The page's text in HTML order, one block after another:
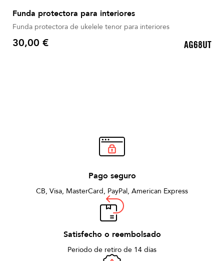
Funda protectora para interiores
Funda protectora de ukelele tenor para interiores
Precio
30,00 € AG68UT
Pago seguro
CB, Visa, MasterCard, PayPal, American Express
Satisfecho o reembolsado
Periodo de retiro de 14 días